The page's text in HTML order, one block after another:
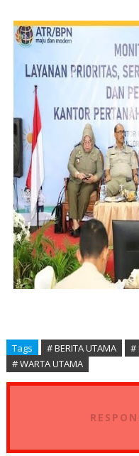
Tags # BERITA UTAMA #
# WARTA UTAMA